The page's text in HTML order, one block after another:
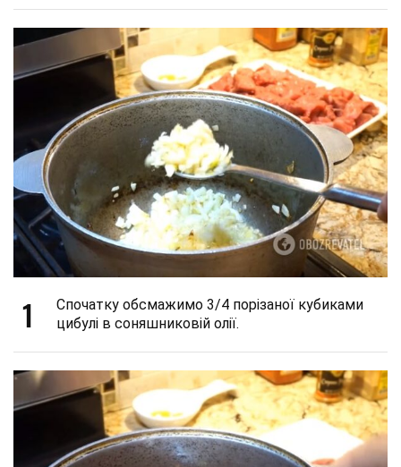
1
Спочатку обсмажимо 3/4 порізаної кубиками
цибулі в соняшниковій олії.